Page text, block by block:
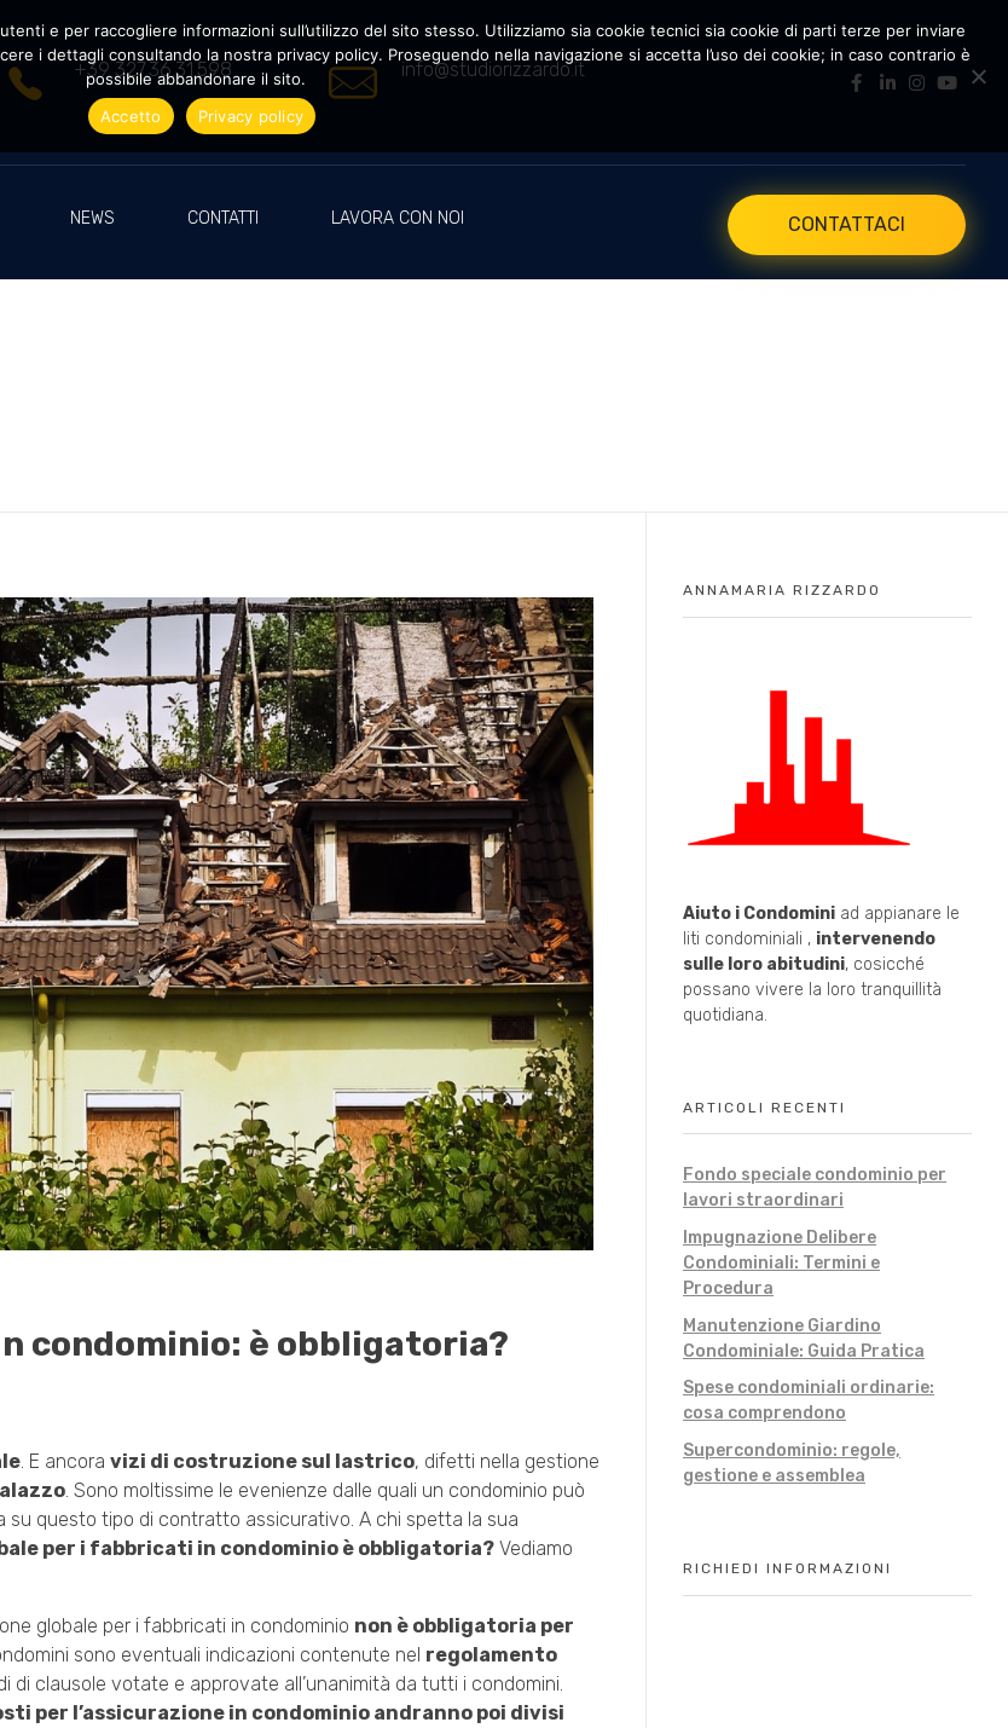
+39 327.36.31.598 info@studiorizzardo.it
NEWS CONTATTI LAVORA CON NOI CONTATTACI
condominio: è obbligatoria?
. E ancora vizi di costruzione sul lastrico, difetti nella gestione
. Sono moltissime le evenienze dalle quali un condominio può
questo tipo di contratto assicurativo. A chi spetta la sua
per i fabbricati in condominio è obbligatoria? Vediamo
globale per i fabbricati in condominio non è obbligatoria per
sono eventuali indicazioni contenute nel regolamento
di clausole votate e approvate all’unanimità da tutti i condomini.
per l’assicurazione in condominio andranno poi divisi
ANNAMARIA RIZZARDO
Aiuto i Condomini ad appianare le
liti condominiali , intervenendo
sulle loro abitudini, cosicché
possano vivere la loro tranquillità
quotidiana.
ARTICOLI RECENTI
Fondo speciale condominio per
lavori straordinari
Impugnazione Delibere
Condominiali: Termini e
Procedura
Manutenzione Giardino
Condominiale: Guida Pratica
Spese condominiali ordinarie:
cosa comprendono
Supercondominio: regole,
gestione e assemblea
RICHIEDI INFORMAZIONI
e per raccogliere informazioni sull’utilizzo del sito stesso. Utilizziamo sia cookie tecnici sia cookie di parti terze per inviare
i dettagli consultando la nostra privacy policy. Proseguendo nella navigazione si accetta l’uso dei cookie; in caso contrario è
possibile abbandonare il sito.
Accetto
Privacy policy